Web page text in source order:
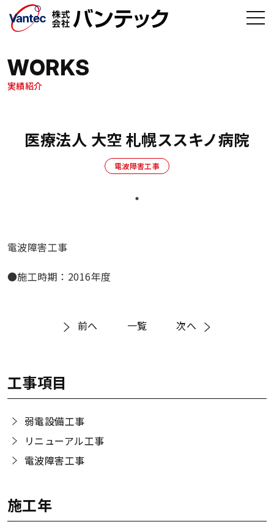
メインコンテンツへ移動
WORKS
実績紹介
医療法人 大空 札幌ススキノ病院
電波障害工事
電波障害工事
●施工時期：2016年度
前へ 一覧 次へ
工事項目
弱電設備工事
リニューアル工事
電波障害工事
施工年